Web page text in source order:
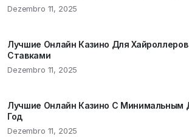
Dezembro 11, 2025
Лучшие Онлайн Казино Для
Ставками
Dezembro 11, 2025
Лучшие Онлайн Казино С Минимальным
Год
Dezembro 11, 2025